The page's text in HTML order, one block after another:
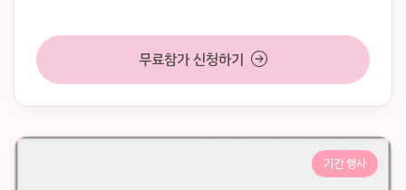
무료참가 신청하기
기간 행사